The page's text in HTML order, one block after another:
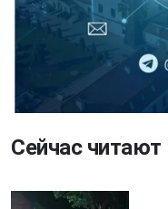
Сейчас читают